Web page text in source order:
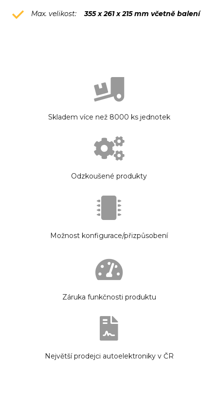
Max. velikost: 355 x 261 x 215 mm včetně balení
Skladem více než 8000 ks jednotek
Odzkoušené produkty
Možnost konfigurace/přizpůsobení
Záruka funkčnosti produktu
Největší prodejci autoelektroniky v ČR